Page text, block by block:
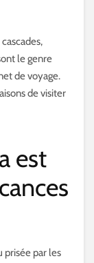
le genre
de voyage.
de visiter
est
prisée par les